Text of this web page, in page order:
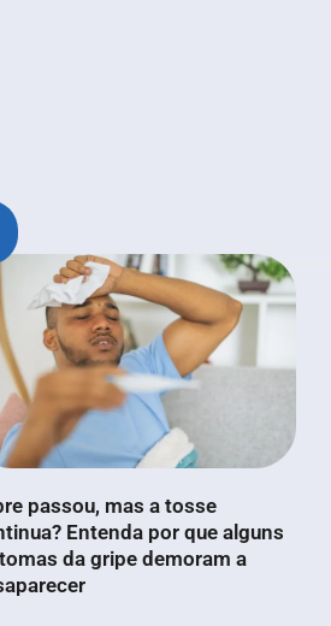
passou, mas a tosse
Entenda por que alguns
da gripe demoram a